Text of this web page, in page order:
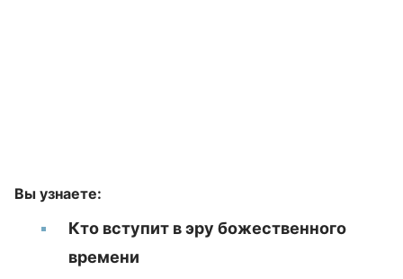
Вы узнаете:
Кто вступит в эру божественного
времени